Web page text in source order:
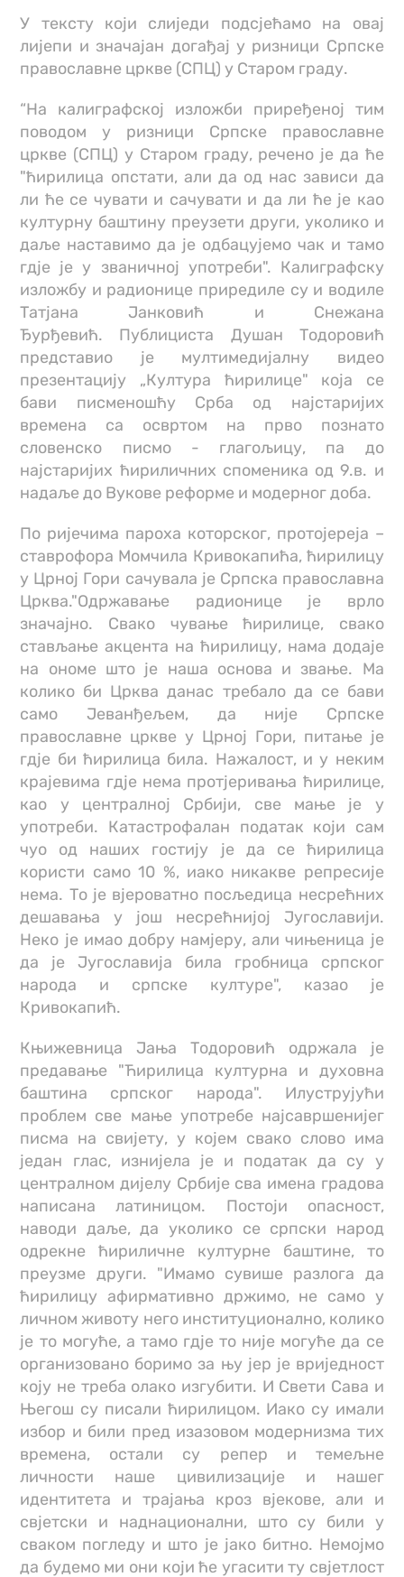
У тексту који слиједи подсјећамо на овај
лијепи и значајан догађај у ризници Српске
православне цркве (СПЦ) у Старом граду.
“На калиграфској изложби приређеној тим
поводом у ризници Српске православне
цркве (СПЦ) у Старом граду, речено је да ће
"ћирилица опстати, али да од нас зависи да
ли ће се чувати и сачувати и да ли ће је као
културну баштину преузети други, уколико и
даље наставимо да је одбацујемо чак и тамо
гдје је у званичној употреби". Калиграфску
изложбу и радионице приредиле су и водиле
Татјана Јанковић и Снежана
Ђурђевић. Публициста Душан Тодоровић
представио је мултимедијалну видео
презентацију „Култура ћирилице" која се
бави писменошћу Срба од најстаријих
времена са освртом на прво познато
словенско писмо - глагољицу, па до
најстаријих ћириличних споменика од 9.в. и
надаље до Вукове реформе и модерног доба.
По ријечима пароха которског, протојереја –
ставрофора Момчила Кривокапића, ћирилицу
у Црној Гори сачувала је Српска православна
Црква."Одржавање радионице је врло
значајно. Свако чување ћирилице, свако
стављање акцента на ћирилицу, нама додаје
на ономе што је наша основа и звање. Ма
колико би Црква данас требало да се бави
само Јеванђељем, да није Српске
православне цркве у Црној Гори, питање је
гдје би ћирилица била. Нажалост, и у неким
крајевима гдје нема протјеривања ћирилице,
као у централној Србији, све мање је у
употреби. Катастрофалан податак који сам
чуо од наших гостију је да се ћирилица
користи само 10 %, иако никакве репресије
нема. То је вјероватно посљедица несрећних
дешавања у још несрећнијој Југославији.
Неко је имао добру намјеру, али чињеница је
да је Југославија била гробница српског
народа и српске културе", казао је
Кривокапић.
Књижевница Јања Тодоровић одржала је
предавање "Ћирилица културна и духовна
баштина српског народа". Илуструјући
проблем све мање употребе најсавршенијег
писма на свијету, у којем свако слово има
један глас, изнијела је и податак да су у
централном дијелу Србије сва имена градова
написана латиницом. Постоји опасност,
наводи даље, да уколико се српски народ
одрекне ћириличне културне баштине, то
преузме други. "Имамо сувише разлога да
ћирилицу афирмативно држимо, не само у
личном животу него институционално, колико
је то могуће, а тамо гдје то није могуће да се
организовано боримо за њу јер је вриједност
коју не треба олако изгубити. И Свети Сава и
Његош су писали ћирилицом. Иако су имали
избор и били пред изазовом модернизма тих
времена, остали су репер и темељне
личности наше цивилизације и нашег
идентитета и трајања кроз вјекове, али и
свјетски и наднационални, што су били у
сваком погледу и што је јако битно. Немојмо
да будемо ми они који ће угасити ту свјетлост